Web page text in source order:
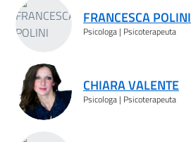
FRANCESCA POLINI
Psicologa | Psicoterapeuta
CHIARA VALENTE
Psicologa | Psicoterapeuta